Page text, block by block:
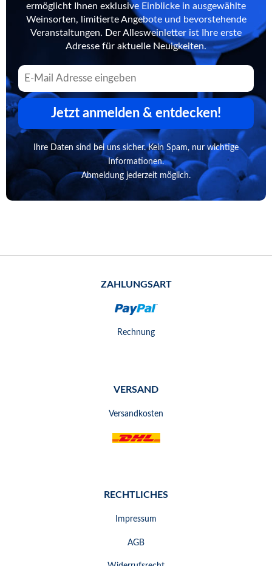
ermöglicht Ihnen exklusive Einblicke in ausgewählte
Weinsorten, limitierte Angebote und bevorstehende
Veranstaltungen. Der Allesweinletter ist Ihre erste
Adresse für aktuelle Neuigkeiten.
Jetzt anmelden & entdecken!
Ihre Daten sind bei uns sicher. Kein Spam, nur wichtige
Informationen.
Abmeldung jederzeit möglich.
ZAHLUNGSART
Rechnung
VERSAND
Versandkosten
RECHTLICHES
Impressum
AGB